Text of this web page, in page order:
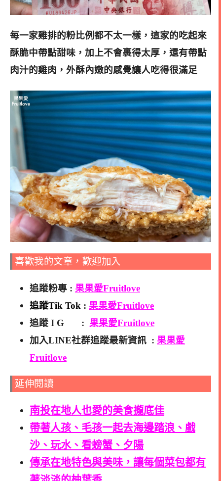
每一家雞排的粉比例都不太一樣，這家的吃起來
酥脆中帶點甜味，加上不會裹得太厚，還有帶點
肉汁的雞肉，外酥內嫩的感覺讓人吃得很滿足
喜歡我的文章，歡迎加入
追蹤粉專 : 果果愛Fruitlove
追蹤Tik Tok : 果果愛Fruitlove
追蹤 I G : 果果愛Fruitlove
加入LINE社群追蹤最新資訊 : 果果愛
Fruitlove
延伸閱讀
南投在地人也愛的美食攏底佳
帶著人孩、毛孩一起去海邊踏浪、戲
沙、玩水、看螃蟹、夕陽
傳承在地特色與美味，讓每個菜包都有